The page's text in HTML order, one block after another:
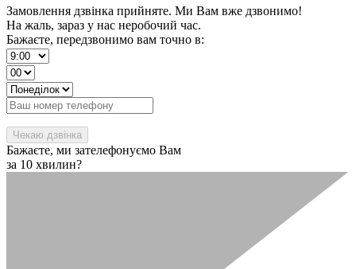
Замовлення дзвінка прийняте. Ми Вам вже дзвонимо!
На жаль, зараз у нас неробочий час.
Бажаєте, передзвонимо вам точно в:
Бажаєте, ми зателефонуємо Вам
за 10 хвилин?